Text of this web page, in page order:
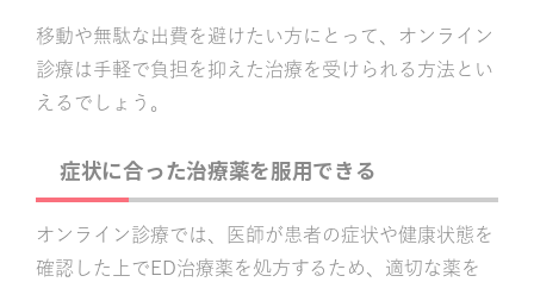
移動や無駄な出費を避けたい方にとって、オンライン
診療は手軽で負担を抑えた治療を受けられる方法とい
えるでしょう。
症状に合った治療薬を服用できる
オンライン診療では、医師が患者の症状や健康状態を
確認した上でED治療薬を処方するため、適切な薬を